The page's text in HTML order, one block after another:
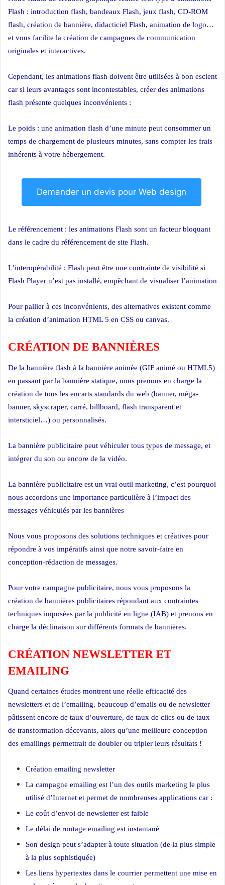
Flash : introduction flash, bandeaux Flash, jeux flash, CD-ROM
flash, création de bannière, didacticiel Flash, animation de logo…
et vous facilite la création de campagnes de communication
originales et interactives.
Cependant, les animations flash doivent être utilisées à bon escient
car si leurs avantages sont incontestables, créer des animations
flash présente quelques inconvénients :
Le poids : une animation flash d’une minute peut consommer un
temps de chargement de plusieurs minutes, sans compter les frais
inhérents à votre hébergement.
Demander un devis pour Web design
Le référencement : les animations Flash sont un facteur bloquant
dans le cadre du référencement de site Flash.
L’interopérabilité : Flash peut être une contrainte de visibilité si
Flash Player n’est pas installé, empêchant de visualiser l’animation
Pour pallier à ces inconvénients, des alternatives existent comme
la création d’animation HTML 5 en CSS ou canvas.
CRÉATION DE BANNIÈRES
De la bannière flash à la bannière animée (GIF animé ou HTML5)
en passant par la bannière statique, nous prenons en charge la
création de tous les encarts standards du web (banner, méga-
banner, skyscraper, carré, billboard, flash transparent et
intersticiel…) ou personnalisés.
La bannière publicitaire peut véhiculer tous types de message, et
intégrer du son ou encore de la vidéo.
La bannière publicitaire est un vrai outil marketing, c’est pourquoi
nous accordons une importance particulière à l’impact des
messages véhiculés par les bannières
Nous vous proposons des solutions techniques et créatives pour
répondre à vos impératifs ainsi que notre savoir-faire en
conception-rédaction de messages.
Pour votre campagne publicitaire, nous vous proposons la
création de bannières publicitaires répondant aux contraintes
techniques imposées par la publicité en ligne (IAB) et prenons en
charge la déclinaison sur différents formats de bannières.
CRÉATION NEWSLETTER ET
EMAILING
Quand certaines études montrent une réelle efficacité des
newsletters et de l’emailing, beaucoup d’emails ou de newsletter
pâtissent encore de taux d’ouverture, de taux de clics ou de taux
de transformation décevants, alors qu’une meilleure conception
des emailings permettrait de doubler ou tripler leurs résultats !
Création emailing newsletter
La campagne emailing est l’un des outils marketing le plus
utilisé d’Internet et permet de nombreuses applications car :
Le coût d’envoi de newsletter est faible
Le délai de routage emailing est instantané
Son design peut s’adapter à toute situation (de la plus simple
à la plus sophistiquée)
Les liens hypertextes dans le courrier permettent une mise en